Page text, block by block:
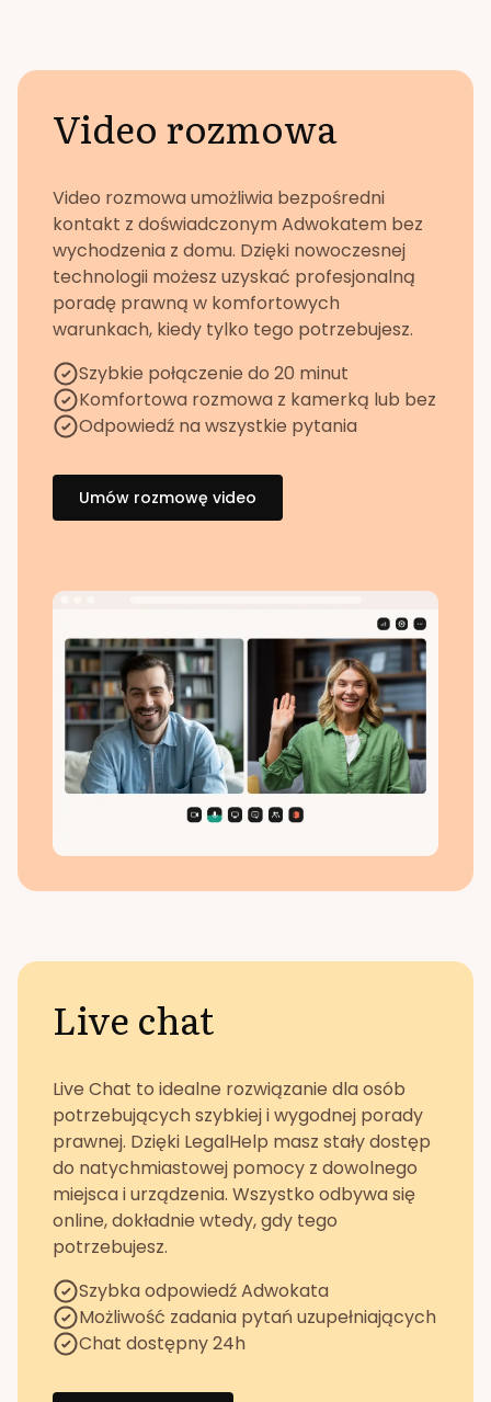
Video rozmowa
Video rozmowa umożliwia bezpośredni
kontakt z doświadczonym Adwokatem bez
wychodzenia z domu. Dzięki nowoczesnej
technologii możesz uzyskać profesjonalną
poradę prawną w komfortowych
warunkach, kiedy tylko tego potrzebujesz.
Szybkie połączenie do 20 minut
Komfortowa rozmowa z kamerką lub bez
Odpowiedź na wszystkie pytania
Umów rozmowę video
Live chat
Live Chat to idealne rozwiązanie dla osób
potrzebujących szybkiej i wygodnej porady
prawnej. Dzięki LegalHelp masz stały dostęp
do natychmiastowej pomocy z dowolnego
miejsca i urządzenia. Wszystko odbywa się
online, dokładnie wtedy, gdy tego
potrzebujesz.
Szybka odpowiedź Adwokata
Możliwość zadania pytań uzupełniających
Chat dostępny 24h